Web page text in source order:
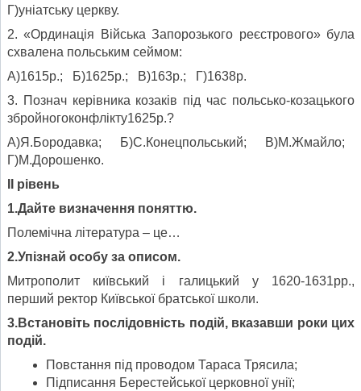
Г)уніатську церкву.
2. «Ординація Війська Запорозького реєстрового» була
схвалена польським сеймом:
А)1615р.; Б)1625р.; В)163р.; Г)1638р.
3. Познач керівника козаків під час польсько-козацького
збройногоконфлікту1625р.?
А)Я.Бородавка; Б)С.Конецпольський; В)М.Жмайло;
Г)М.Дорошенко.
ІІ рівень
1.Дайте визначення поняттю.
Полемічна література – це…
2.Упізнай особу за описом.
Митрополит київський і галицький у 1620-1631рр.,
перший ректор Київської братської школи.
3.Встановіть послідовність подій, вказавши роки цих
подій.
Повстання під проводом Тараса Трясила;
Підписання Берестейської церковної унії;